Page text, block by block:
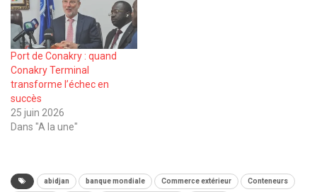
Port de Conakry : quand
Conakry Terminal
transforme l’échec en
succès
25 juin 2026
Dans "A la une"
abidjan banque mondiale Commerce extérieur Conteneurs